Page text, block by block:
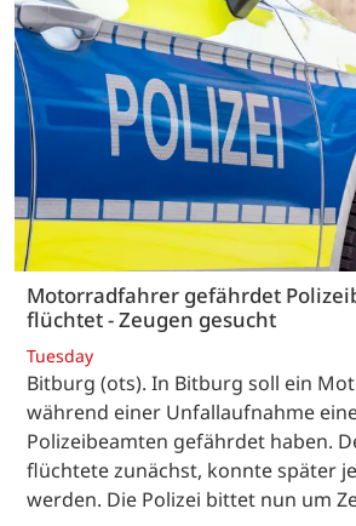
Motorradfahrer gefährdet
flüchtet - Zeugen gesucht
Tuesday
Bitburg (ots). In Bitburg soll ein
während einer Unfallaufnahme
Polizeibeamten gefährdet haben.
flüchtete zunächst, konnte später
werden. Die Polizei bittet nun um